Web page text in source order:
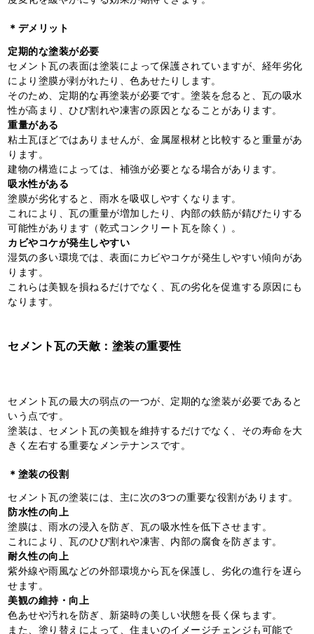
＊デメリット
定期的な塗装が必要
セメント瓦の表面は塗装によって保護されていますが、経年劣化
により塗膜が剥がれたり、色あせたりします。
そのため、定期的な再塗装が必要です。塗装を怠ると、瓦の吸水
性が高まり、ひび割れや凍害の原因となることがあります。
重量がある
粘土瓦ほどではありませんが、金属屋根材と比較すると重量があ
ります。
建物の構造によっては、補強が必要となる場合があります。
吸水性がある
塗膜が劣化すると、雨水を吸収しやすくなります。
これにより、瓦の重量が増加したり、内部の鉄筋が錆びたりする
可能性があります（乾式コンクリート瓦を除く）。
カビやコケが発生しやすい
湿気の多い環境では、表面にカビやコケが発生しやすい傾向があ
ります。
これらは美観を損ねるだけでなく、瓦の劣化を促進する原因にも
なります。
セメント瓦の天敵：塗装の重要性
セメント瓦の最大の弱点の一つが、定期的な塗装が必要であると
いう点です。
塗装は、セメント瓦の美観を維持するだけでなく、その寿命を大
きく左右する重要なメンテナンスです。
＊塗装の役割
セメント瓦の塗装には、主に次の3つの重要な役割があります。
防水性の向上
塗膜は、雨水の浸入を防ぎ、瓦の吸水性を低下させます。
これにより、瓦のひび割れや凍害、内部の腐食を防ぎます。
耐久性の向上
紫外線や雨風などの外部環境から瓦を保護し、劣化の進行を遅ら
せます。
美観の維持・向上
色あせや汚れを防ぎ、新築時の美しい状態を長く保ちます。
また、塗り替えによって、住まいのイメージチェンジも可能で